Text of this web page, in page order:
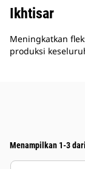
Ikhtisar
Meningkatkan
produksi
Menampilkan 1-3